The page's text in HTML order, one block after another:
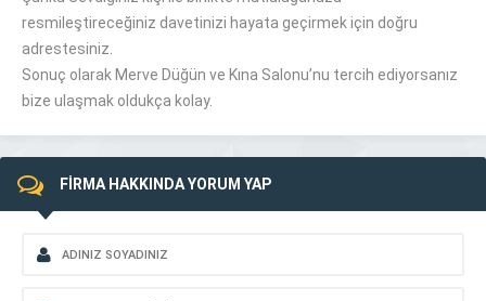
resmileştireceğiniz davetinizi hayata geçirmek için doğru
adrestesiniz.
Sonuç olarak Merve Düğün ve Kına Salonu’nu tercih ediyorsanız
bize ulaşmak oldukça kolay.
FİRMA HAKKINDA YORUM YAP